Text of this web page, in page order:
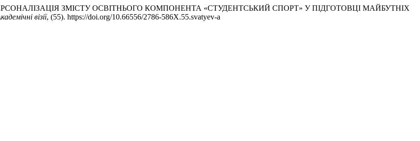
ПЕРСОНАЛІЗАЦІЯ ЗМІСТУ ОСВІТНЬОГО КОМПОНЕНТА «СТУДЕНТСЬКИЙ СПОРТ» У ПІДГОТОВЦІ МАЙБУТНІХ
візії, (55). https://doi.org/10.66556/2786-586X.55.svatyev-a